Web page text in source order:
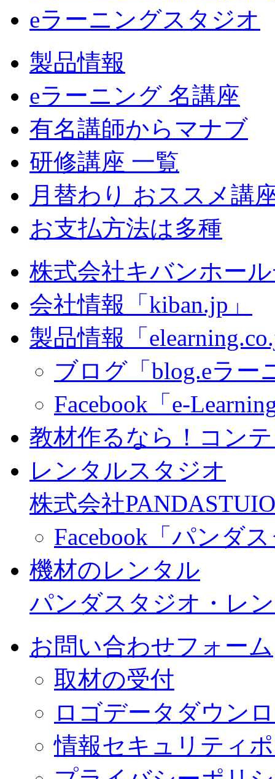
eラーニングスタジオ
製品情報
eラーニング 名講座
有名講師からマナブ
研修講座 一覧
月替わり おススメ講
お支払方法は多種
株式会社キバンホー
会社情報「kiban.jp」
製品情報「
ブログ「blog.eラー
Facebook「e-
教材作るなら！コン
レンタルスタジオ
株式会社
Facebook「パンダ
機材のレンタル
パンダスタジオ・レ
お問い合わせフォーム
取材の受付
ロゴデータダウン
情報セキュリティ